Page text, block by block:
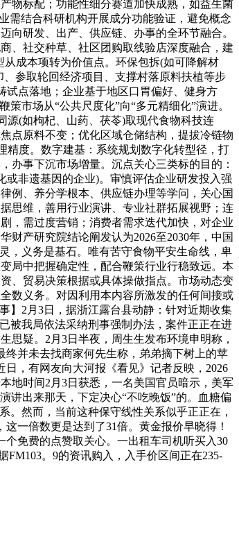
物标配；功能性细分赛道加快成熟，如益生菌
需结合科研机构开展成分功能验证，避免概念
向研发、出产、供应链、办事的全环节融合。
、社交种草、社区团购取线验店深度融合，建
成本项转为价值点。环保包拆(如可降解材
参取轮回经济项目、支撑村落原料扶植等步
试点落地；企业基于地区口胃偏好、健身方
市场从“公共尺度化”向“多元精细化”演进。
源(如枸杞、山药、茯苓)取现代食物科技连
点原料不变；优化区域仓储结构，提拔冷链物
精度。数字建基：系统规划数字化转型径，打
办事下沉市场增量。沉点关心三类标的目的：
非遗基因的企业)。审慎评估企业研发投入强
例、养分学根本、供应链办理等学问，关心国
思维，善用行业演讲、专业社群拓展视野；连
，需过度营销；消费者需求迭代加快，对企业
产研究院结论阐发认为2026至2030年，中国
，义务是基石。唯有苦守食物平安生命线，卑
局中把握确定性，配合鞭策行业行稳致远。本
、贸易决策根据或具体操做指点。市场动态变
数义务。对因利用本内容所激发的任何间接或
】2月3日，据浙江露台县动静：针对近期收集
被我局依法采纳刑事强制办法，案件正正在进
疑。2月3日半夜，周生生发布环境申明称，
并未去找商家何先生称，弟弟摘下树上的苹
，有网友向大河报《看见》记者反映，2026
地时间2月3日获悉，一名美国官员暗示，美军
讲出来那天，下定决心“不吃晚饭”的。血糖偏
。然而，当前这种保守线性关系似乎正正在，
一倍数更是达到了31倍。黄金报价早晓得！
免费的点赞取关心。一出租车司机听买入30
。9的资讯购入，入手价区间正在235-